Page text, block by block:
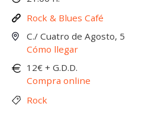
Rock & Blues Café
C./ Cuatro de Agosto, 5
Cómo llegar
12€ + G.D.D.
Compra online
Rock